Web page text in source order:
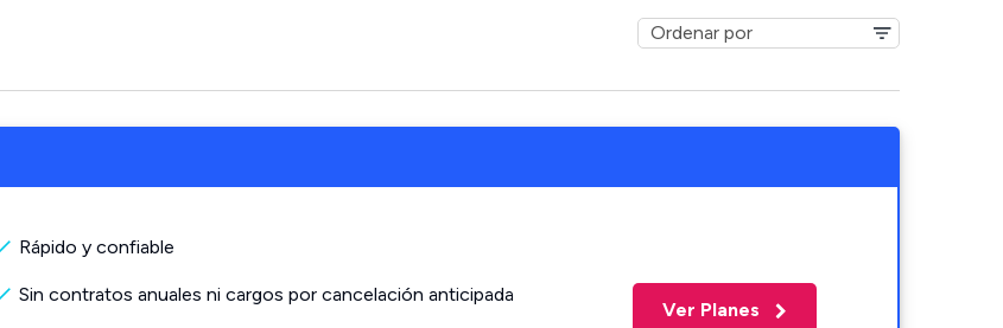
Rápido y confiable
Sin contratos anuales ni cargos por cancelación anticipada
Ver Planes